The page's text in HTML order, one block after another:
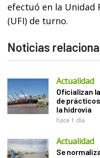
efectuó en la Unidad
(UFI) de turno.
Noticias
Actualidad
Oficializan
de
la hidrovía
hace 1 día
Actualidad
Se